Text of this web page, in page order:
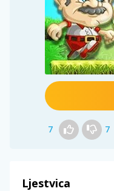
7 7
Ljestvica